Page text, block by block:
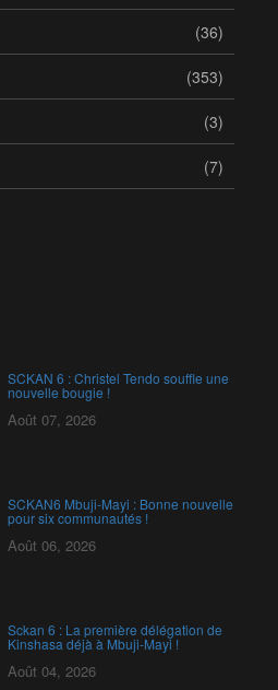
(36)
(353)
(3)
(7)
SCKAN 6 : Christel Tendo souffle une
nouvelle bougie !
Août 07, 2026
SCKAN6 Mbuji-Mayi : Bonne nouvelle
pour six communautés !
Août 06, 2026
Sckan 6 : ‎La première délégation de
Kinshasa déjà à Mbuji-Mayi !
Août 04, 2026